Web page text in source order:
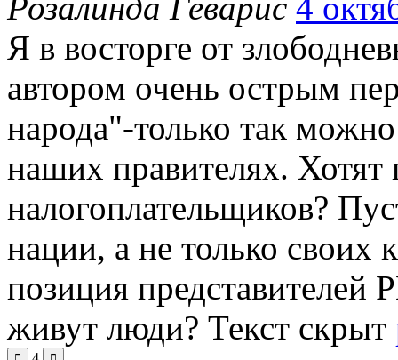
Я в восторге от
автором очень острым
народа"-только так
наших правителях. Хотят
налогоплательщиков?
нации, а не только своих
позиция представителей
живут люди? Текст скрыт